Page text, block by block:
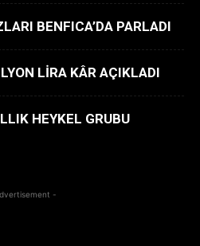
BENFICA’DA PARLADI
LİRA KÂR AÇIKLADI
HEYKEL GRUBU
-